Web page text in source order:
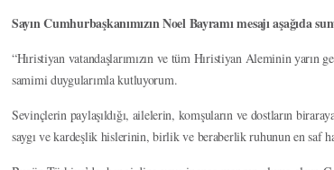
Sayın Cumhurbaşkanımızın Noel Bayramı mesajı aşağıda
“Hıristiyan vatandaşlarımızın ve tüm Hıristiyan Aleminin yarın
samimi duygularımla kutluyorum.
Sevinçlerin paylaşıldığı, ailelerin, komşuların ve dostların
saygı ve kardeşlik hislerinin, birlik ve beraberlik ruhunun en saf